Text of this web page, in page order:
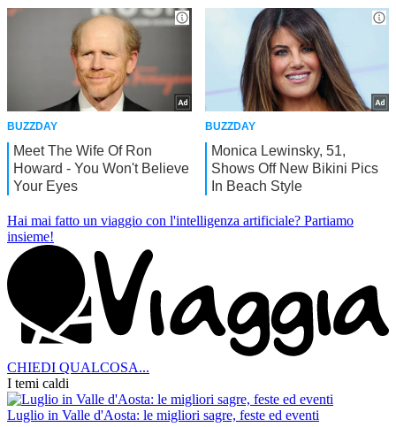
Hai mai fatto un viaggio con l'intelligenza artificiale? Partiamo
insieme!
CHIEDI QUALCOSA...
I temi caldi
Luglio in Valle d'Aosta: le migliori sagre, feste ed eventi